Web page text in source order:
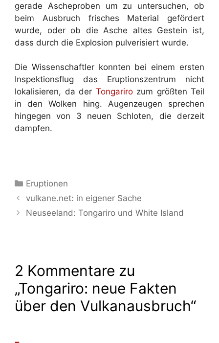
gerade Ascheproben um zu untersuchen, ob
beim Ausbruch frisches Material gefördert
wurde, oder ob die Asche altes Gestein ist,
dass durch die Explosion pulverisiert wurde.
Die Wissenschaftler konnten bei einem ersten
Inspektionsflug das Eruptionszentrum nicht
lokalisieren, da der Tongarirozum größten Teil
in den Wolken hing. Augenzeugen sprechen
hingegen von 3 neuen Schloten, die derzeit
dampfen.
Kategorien
Eruptionen
vulkane.net: in eigener Sache
Neuseeland: Tongariro und White Island
2 Kommentare zu
„Tongariro: neue Fakten
über den Vulkanausbruch“